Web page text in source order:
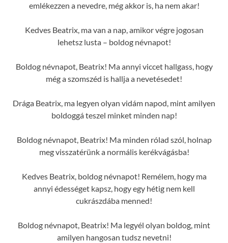
emlékezzen a nevedre, még akkor is, ha nem akar!
Kedves Beatrix, ma van a nap, amikor végre jogosan
lehetsz lusta – boldog névnapot!
Boldog névnapot, Beatrix! Ma annyi viccet hallgass, hogy
még a szomszéd is hallja a nevetésedet!
Drága Beatrix, ma legyen olyan vidám napod, mint amilyen
boldoggá teszel minket minden nap!
Boldog névnapot, Beatrix! Ma minden rólad szól, holnap
meg visszatérünk a normális kerékvágásba!
Kedves Beatrix, boldog névnapot! Remélem, hogy ma
annyi édességet kapsz, hogy egy hétig nem kell
cukrászdába menned!
Boldog névnapot, Beatrix! Ma legyél olyan boldog, mint
amilyen hangosan tudsz nevetni!